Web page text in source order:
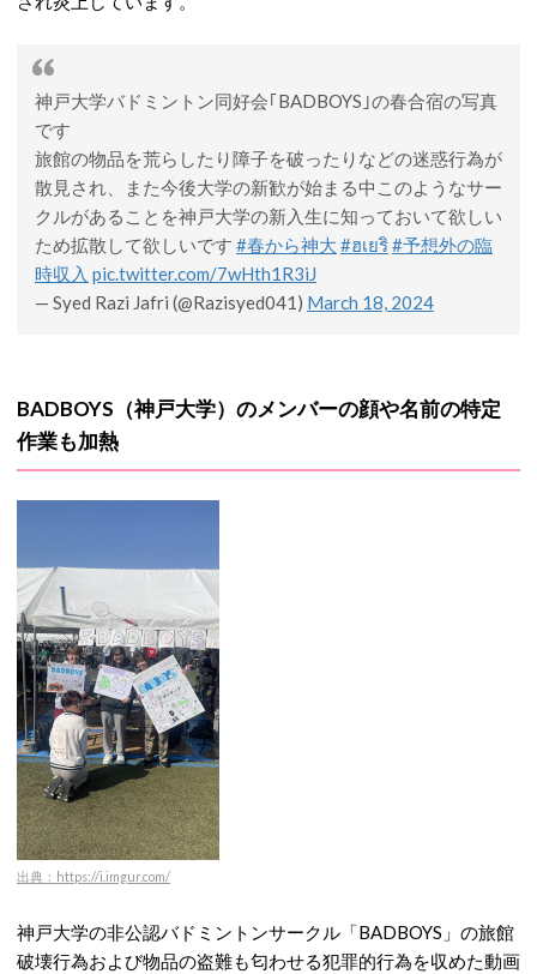
神戸大学バドミントン同好会｢BADBOYS｣の春合宿の写真
です
旅館の物品を荒らしたり障子を破ったりなどの迷惑行為が
散見され、また今後大学の新歓が始まる中このようなサー
クルがあることを神戸大学の新入生に知っておいて欲しい
ため拡散して欲しいです #春から神大 #ฮเยริ#予想外の臨
時収入 pic.twitter.com/7wHth1R3iJ
— Syed Razi Jafri (@Razisyed041) March 18, 2024
BADBOYS（神戸大学）のメンバーの顔や名前の特定
作業も加熱
出典：https://i.imgur.com/
神戸大学の非公認バドミントンサークル「BADBOYS」の旅館
破壊行為および物品の盗難も匂わせる犯罪的行為を収めた動画